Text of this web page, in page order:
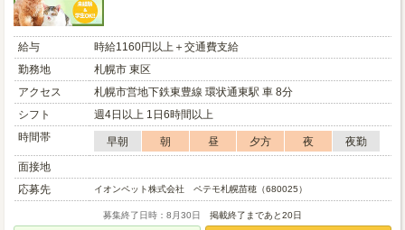
給与
時給1160円以上＋交通費支給
勤務地
札幌市 東区
アクセス
札幌市営地下鉄東豊線 環状通東駅 車 8分
シフト
週4日以上 1日6時間以上
時間帯
早朝 朝 昼 夕方 夜
夜勤
面接地
応募先
イオンペット株式会社 ペテモ札幌苗穂（680025）
募集終了日時：8月30日 掲載終了まであと20日